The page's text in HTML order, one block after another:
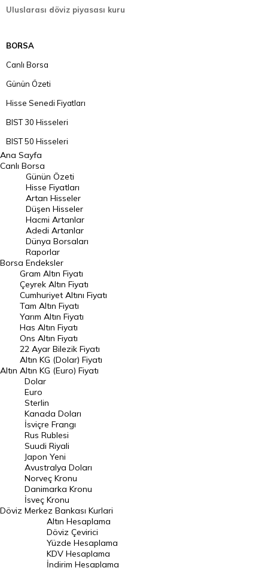
Uluslarası döviz piyasası kuru
BORSA
Canlı Borsa
Günün Özeti
Hisse Senedi Fiyatları
BIST 30 Hisseleri
BIST 50 Hisseleri
BIST 100 Hisseleri
En Çok Artan Hisseler
En Çok Düşen Hisseler
Hacmi Artanlar
Geçmiş Kapanışlar
Dünya Borsaları
Raporlar
Endeksler
DÖVİZ
Döviz Kuru
Dolar Kuru
Euro Kuru
Pound Kuru
Frank Kuru
Riyal Kuru
Avustralya Doları
Danimarka Kronu Kuru
Kanada Doları Kuru
Norveç Kronu Kuru
İsveç Kronu Kuru
Japon Yeni Kuru
Ana Sayfa
Canlı Borsa
Borsa
Günün Özeti
Hisse Fiyatları
Artan Hisseler
Düşen Hisseler
Hacmi Artanlar
Adedi Artanlar
Dünya Borsaları
Raporlar
Endeksler
Altın
Gram Altın Fiyatı
Çeyrek Altın Fiyatı
Cumhuriyet Altını Fiyatı
Tam Altın Fiyatı
Yarım Altın Fiyatı
Has Altın Fiyatı
Ons Altın Fiyatı
22 Ayar Bilezik Fiyatı
Altın KG (Dolar) Fiyatı
Altın KG (Euro) Fiyatı
Döviz
Dolar
Euro
Sterlin
Kanada Doları
İsviçre Frangı
Rus Rublesi
Suudi Riyali
Japon Yeni
Avustralya Doları
Norveç Kronu
Danimarka Kronu
İsveç Kronu
Merkez Bankası Kurlari
Altın Hesaplama
Döviz Çevirici
Yüzde Hesaplama
KDV Hesaplama
İndirim Hesaplama